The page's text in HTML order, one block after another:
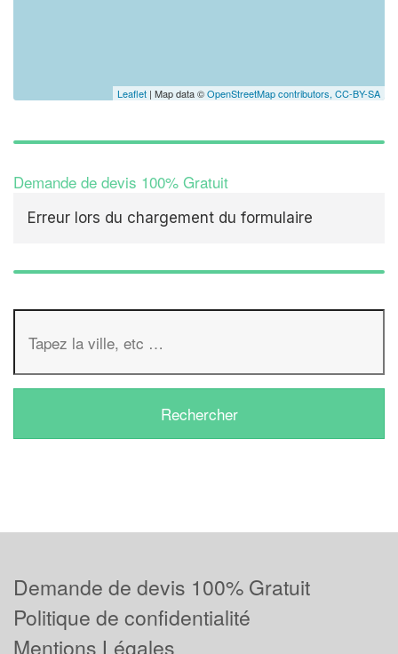
Leaflet | Map data ©OpenStreetMap contributors, CC-BY-SA
Demande de devis 100% Gratuit
Erreur lors du chargement du formulaire
Demande de devis 100% Gratuit
Politique de confidentialité
Mentions Légales